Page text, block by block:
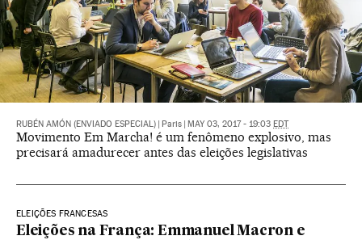
RUBÉN AMÓN (ENVIADO ESPECIAL) Paris MAY 03, 2017 - 19:03 EDT
Movimento Em Marcha! é um fenômeno explosivo, mas
precisará amadurecer antes das eleições legislativas
ELEIÇÕES FRANCESAS
Eleições na França: Emmanuel Macron e